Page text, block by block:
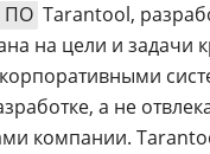
ПО Tarantool,
на цели и задачи
а не
компании.